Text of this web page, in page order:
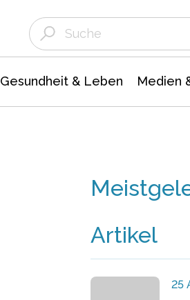
Gesundheit & Leben Medien
Artikel
25